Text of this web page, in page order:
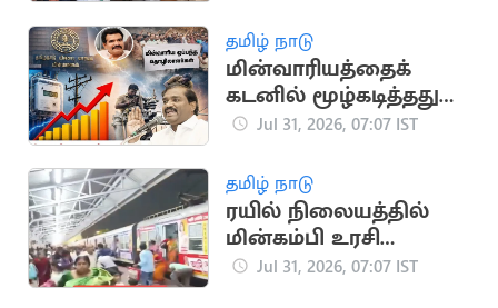
திட்டம்
தமிழ் நாடு
மின்வாரியத்தைக்
கடனில் மூழ்கடித்தது
யார்? - வேல்முருகன்
Jul 31, 2026, 07:07 IST
தமிழ் நாடு
ரயில் நிலையத்தில்
மின்கம்பி உரசி
தீப்பொறி: பயணிகள்
Jul 31, 2026, 07:07 IST